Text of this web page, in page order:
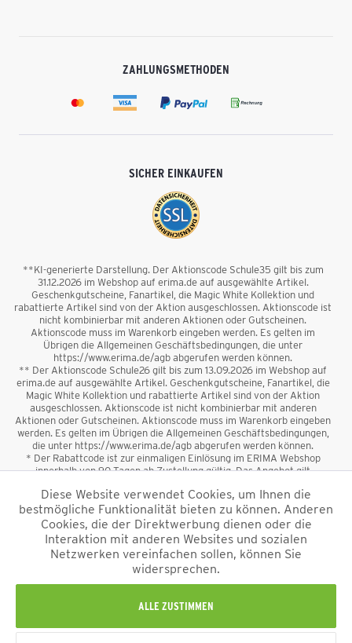
ZAHLUNGSMETHODEN
SICHER EINKAUFEN
**KI-generierte Darstellung. Der Aktionscode Schule35 gilt bis zum
31.12.2026 im Webshop auf erima.de auf ausgewählte Artikel.
Geschenkgutscheine, Fanartikel, die Magic White Kollektion und
rabattierte Artikel sind von der Aktion ausgeschlossen. Aktionscode ist
nicht kombinierbar mit anderen Aktionen oder Gutscheinen.
Aktionscode muss im Warenkorb eingeben werden. Es gelten im
Übrigen die Allgemeinen Geschäftsbedingungen, die unter
https://www.erima.de/agb abgerufen werden können.
** Der Aktionscode Schule26 gilt bis zum 13.09.2026 im Webshop auf
erima.de auf ausgewählte Artikel. Geschenkgutscheine, Fanartikel, die
Magic White Kollektion und rabattierte Artikel sind von der Aktion
ausgeschlossen. Aktionscode ist nicht kombinierbar mit anderen
Aktionen oder Gutscheinen. Aktionscode muss im Warenkorb eingeben
werden. Es gelten im Übrigen die Allgemeinen Geschäftsbedingungen,
die unter https://www.erima.de/agb abgerufen werden können.
* Der Rabattcode ist zur einmaligen Einlösung im ERIMA Webshop
innerhalb von 90 Tagen ab Zustellung gültig. Das Angebot gilt
sowie Geschenkgutscheine sind vom Rabatt ausgeschlossen. Der
Rabattcode ist nicht mit anderen Aktionen oder Gutscheinen
kombinierbar. Der Mindestbestellwert beträgt 50 €
*Alle Preise verstehen sich inkl. Mehrwertsteuer und zzgl.
und ggf. Nachnahmegebühren, wenn nicht anders
beschrieben.
Diese Website verwendet Cookies, um Ihnen die
bestmögliche Funktionalität bieten zu können. Anderen
Cookies, die der Direktwerbung dienen oder die
Interaktion mit anderen Websites und sozialen
Netzwerken vereinfachen sollen, können Sie
widersprechen.